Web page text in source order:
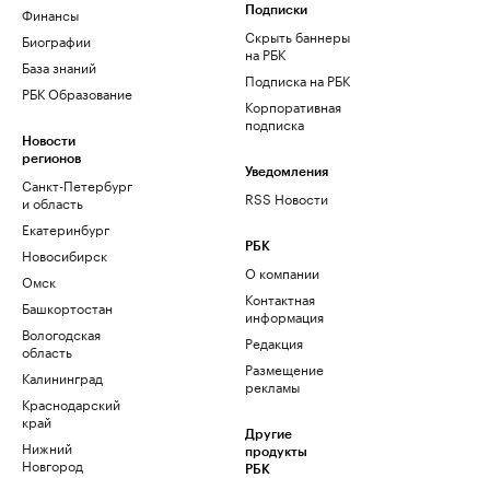
Финансы
Биографии
База знаний
РБК Образование
Новости
регионов
Санкт-Петербург
и область
Екатеринбург
Новосибирск
Омск
Башкортостан
Вологодская
область
Калининград
Краснодарский
край
Нижний
Новгород
Подписки
Скрыть баннеры
на РБК
Подписка на РБК
Корпоративная
подписка
Уведомления
RSS Новости
РБК
О компании
Контактная
информация
Редакция
Размещение
рекламы
Другие
продукты
РБК